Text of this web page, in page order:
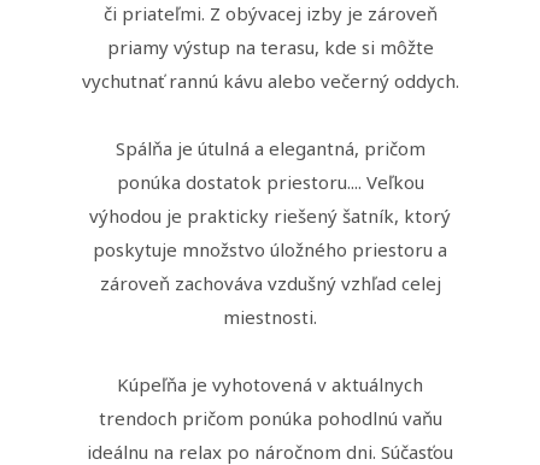
či priateľmi. Z obývacej izby je zároveň
priamy výstup na terasu, kde si môžte
vychutnať rannú kávu alebo večerný oddych.
Spálňa je útulná a elegantná, pričom
ponúka dostatok priestoru.... Veľkou
výhodou je prakticky riešený šatník, ktorý
poskytuje množstvo úložného priestoru a
zároveň zachováva vzdušný vzhľad celej
miestnosti.
Kúpeľňa je vyhotovená v aktuálnych
trendoch pričom ponúka pohodlnú vaňu
ideálnu na relax po náročnom dni. Súčasťou